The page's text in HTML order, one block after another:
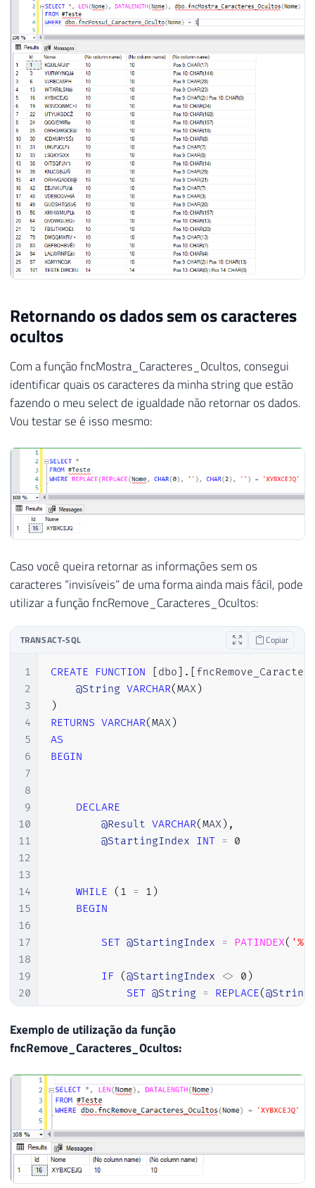
END
GO
Retornando os dados sem os caracteres
ocultos
Com a função fncMostra_Caracteres_Ocultos, consegui
identificar quais os caracteres da minha string que estão
fazendo o meu select de igualdade não retornar os dados.
Vou testar se é isso mesmo:
Caso você queira retornar as informações sem os
caracteres “invisíveis” de uma forma ainda mais fácil, pode
utilizar a função fncRemove_Caracteres_Ocultos:
TRANSACT-SQL Copiar
1
2
3
4
5
6
7
8
9
10
11
12
13
14
15
16
17
18
19
20
21
22
23
25
28
29
CREATE FUNCTION [dbo] . [
@String VARCHAR(MAX)
)
RETURNS VARCHAR(MAX)
AS
BEGIN
DECLARE
@Result VARCHAR(MAX) ,
@StartingIndex INT = 0
WHILE ( 1 = 1 )
BEGIN
SET @StartingIndex = PATINDEX(
IF (@StartingIndex <> 0 )
SET @String = REPLACE(@String
ELSE
BREAK
SET @Result = REPLACE(
RETURN @Result
END
Exemplo de utilização da função
fncRemove_Caracteres_Ocultos: